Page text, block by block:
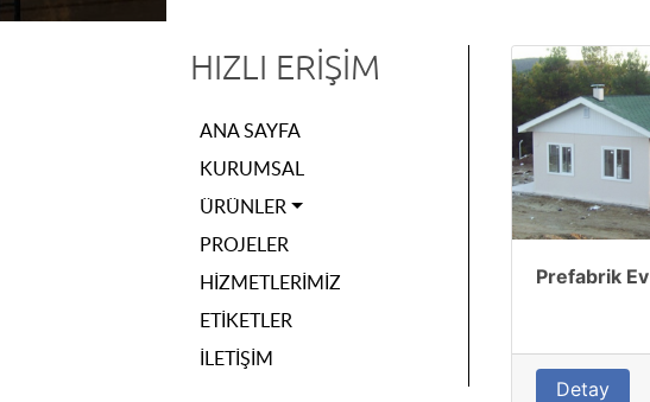
HIZLI ERIŞIM
ANA SAYFA
KURUMSAL
ÜRÜNLER
PROJELER
HIZMETLERIMIZ
ETIKETLER
İLETIŞIM
Prefabrik Ev
Detay